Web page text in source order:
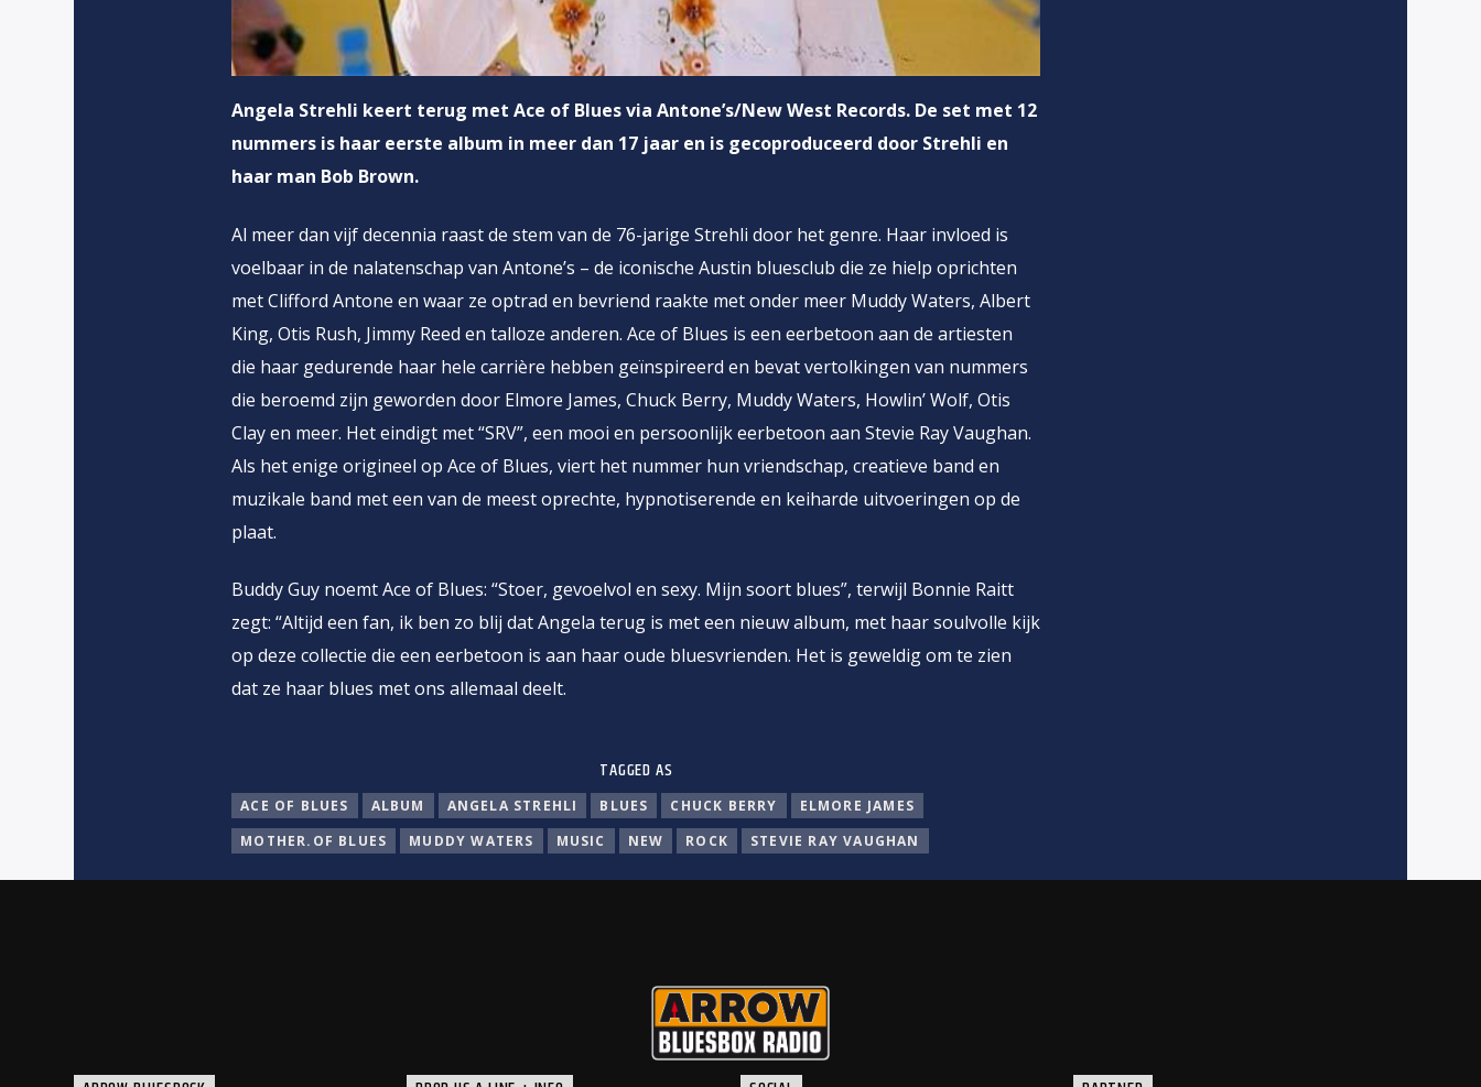
Angela Strehli keert terug met Ace of Blues via Antone’s/New West Records. De set met 12
nummers is haar eerste album in meer dan 17 jaar en is gecoproduceerd door Strehli en
haar man Bob Brown.
Al meer dan vijf decennia raast de stem van de 76-jarige Strehli door het genre. Haar invloed is
voelbaar in de nalatenschap van Antone’s – de iconische Austin bluesclub die ze hielp oprichten
met Clifford Antone en waar ze optrad en bevriend raakte met onder meer Muddy Waters, Albert
King, Otis Rush, Jimmy Reed en talloze anderen. Ace of Blues is een eerbetoon aan de artiesten
die haar gedurende haar hele carrière hebben geïnspireerd en bevat vertolkingen van nummers
die beroemd zijn geworden door Elmore James, Chuck Berry, Muddy Waters, Howlin’ Wolf, Otis
Clay en meer. Het eindigt met “SRV”, een mooi en persoonlijk eerbetoon aan Stevie Ray Vaughan.
Als het enige origineel op Ace of Blues, viert het nummer hun vriendschap, creatieve band en
muzikale band met een van de meest oprechte, hypnotiserende en keiharde uitvoeringen op de
plaat.
Buddy Guy noemt Ace of Blues: “Stoer, gevoelvol en sexy. Mijn soort blues”, terwijl Bonnie Raitt
zegt: “Altijd een fan, ik ben zo blij dat Angela terug is met een nieuw album, met haar soulvolle kijk
op deze collectie die een eerbetoon is aan haar oude bluesvrienden. Het is geweldig om te zien
dat ze haar blues met ons allemaal deelt.
TAGGED AS
ACE OF BLUES ALBUM ANGELA STREHLI BLUES CHUCK BERRY
ELMORE JAMES
MOTHER.OF BLUES
MUDDY WATERS MUSIC NEW ROCK STEVIE RAY VAUGHAN